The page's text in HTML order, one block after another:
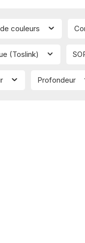
couleurs
(Toslink)
Profondeur